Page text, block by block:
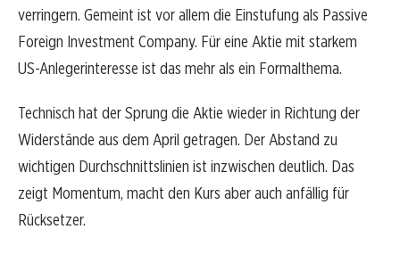
verringern. Gemeint ist vor allem die Einstufung als Passive
Foreign Investment Company. Für eine Aktie mit starkem
US-Anlegerinteresse ist das mehr als ein Formalthema.
Technisch hat der Sprung die Aktie wieder in Richtung der
Widerstände aus dem April getragen. Der Abstand zu
wichtigen Durchschnittslinien ist inzwischen deutlich. Das
zeigt Momentum, macht den Kurs aber auch anfällig für
Rücksetzer.